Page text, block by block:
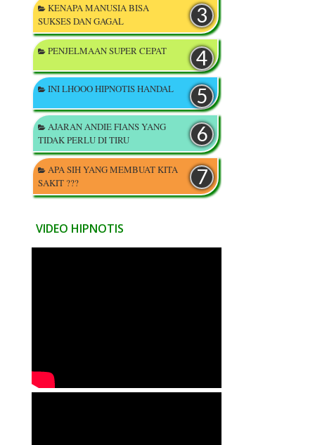
KENAPA MANUSIA BISA
SUKSES DAN GAGAL
PENJELMAAN SUPER CEPAT
INI LHOOO HIPNOTIS HANDAL
AJARAN ANDIE FIANS YANG
TIDAK PERLU DI TIRU
APA SIH YANG MEMBUAT KITA
SAKIT ???
VIDEO HIPNOTIS